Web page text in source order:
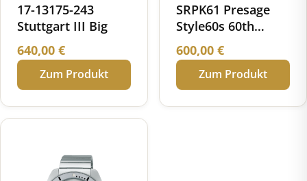
17-13175-243
Stuttgart III Big
640,00 €
Zum Produkt
SRPK61 Presage
Style60s 60th
Anniversary
Limited Edition
600,00 €
Zum Produkt